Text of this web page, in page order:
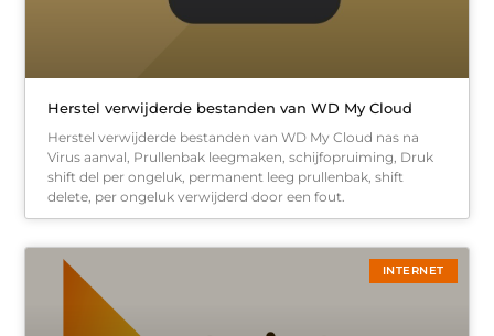
Herstel verwijderde bestanden van WD My Cloud
Herstel verwijderde bestanden van WD My Cloud nas na
Virus aanval, Prullenbak leegmaken, schijfopruiming, Druk
shift del per ongeluk, permanent leeg prullenbak, shift
delete, per ongeluk verwijderd door een fout.
INTERNET